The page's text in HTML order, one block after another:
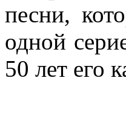
песни,
одной
50 лет его